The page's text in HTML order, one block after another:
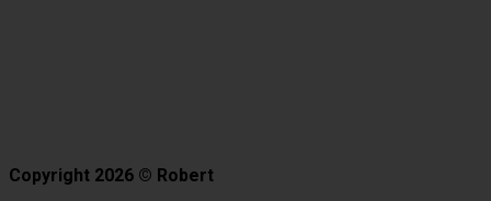
Copyright 2026 © Robert